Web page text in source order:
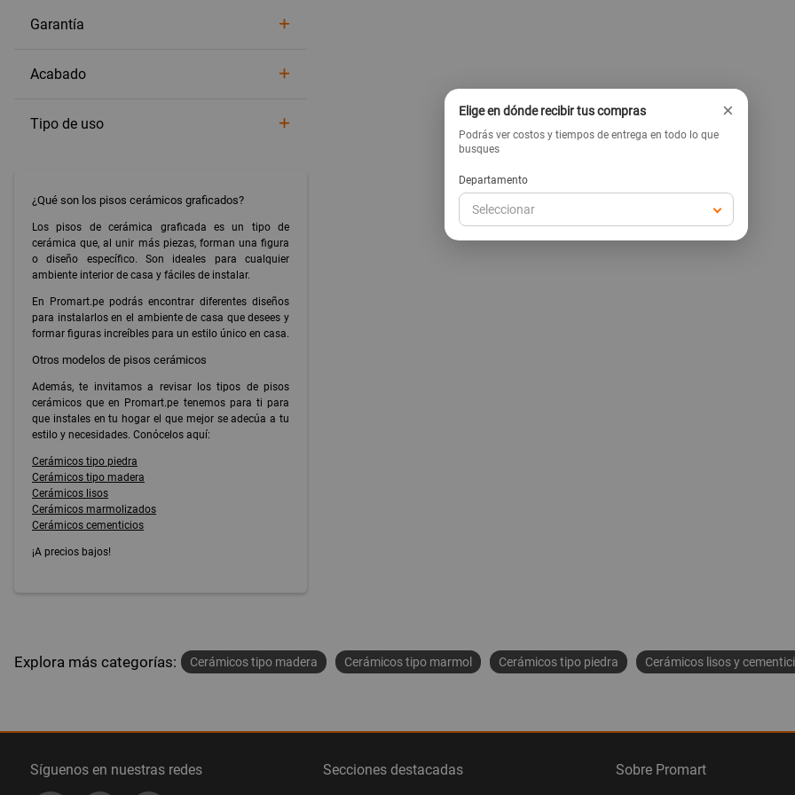
Garantía
Acabado
Tipo de uso
¿Qué son los pisos cerámicos graficados?
Los pisos de cerámica graficada es un tipo de
cerámica que, al unir más piezas, forman una figura
o diseño específico. Son ideales para cualquier
ambiente interior de casa y fáciles de instalar.
En Promart.pe podrás encontrar diferentes diseños
para instalarlos en el ambiente de casa que desees y
formar figuras increíbles para un estilo único en casa.
Otros modelos de pisos cerámicos
Además, te invitamos a revisar los tipos de pisos
cerámicos que en Promart.pe tenemos para ti para
que instales en tu hogar el que mejor se adecúa a tu
estilo y necesidades. Conócelos aquí:
Cerámicos tipo piedra
Cerámicos tipo madera
Cerámicos lisos
Cerámicos marmolizados
Cerámicos cementicios
¡A precios bajos!
Explora más categorías: Cerámicos tipo madera Cerámicos tipo marmol Cerámicos tipo piedra Cerámicos lisos y
Síguenos en nuestras redes Secciones destacadas Sobre Promart
Elige en dónde recibir tus compras ×
Podrás ver costos y tiempos de entrega en todo lo que
busques
Departamento
Seleccionar